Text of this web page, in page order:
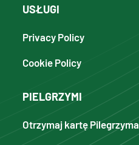
USŁUGI
Privacy Policy
Cookie Policy
PIELGRZYMI
Otrzymaj kartę Pilegrzyma